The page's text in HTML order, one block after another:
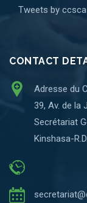
Tweets by
CONTACT
Adresse du
39, Av. de la
Secrétariat
Kinshasa-